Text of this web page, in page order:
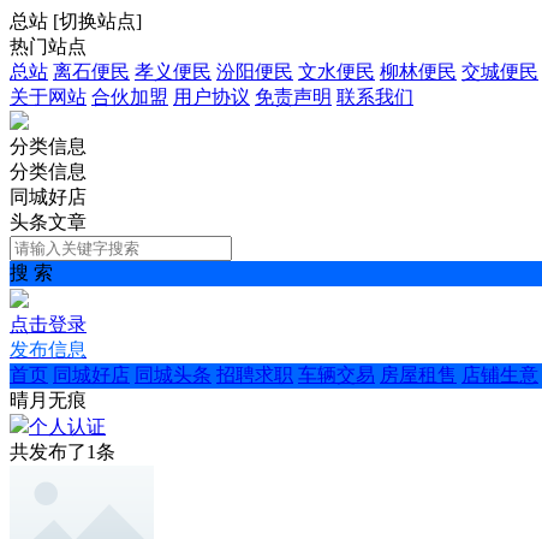
总站 [切换站点]
热门站点
总站 离石便民 孝义便民 汾阳便民 文水便民 柳林便民 交城便民
关于网站 合伙加盟 用户协议 免责声明 联系我们
分类信息
分类信息
同城好店
头条文章
搜 索
点击登录
发布信息
首页 同城好店 同城头条 招聘求职 车辆交易 房屋租售 店铺生意
晴月无痕
个人认证
共发布了1条